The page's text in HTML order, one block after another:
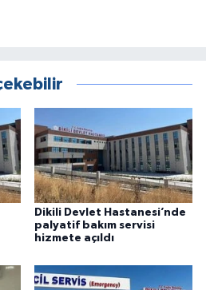
Dikili Devlet Hastanesi’nde
palyatif bakım servisi
hizmete açıldı